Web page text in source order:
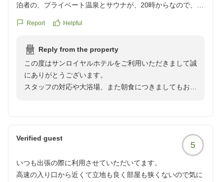
泊者の、プライベート温泉とサウナが、20時からなので、こ
なく、疲れが、取れます。何か工夫されたら、いかがでしょ
がとございました。
Report Helpful
Reply from the property
この度はサンロイヤルホテルをご利用いただきまして誠
にありがとうございます。
スタッフの対応や大浴場、また朝食につきましてもお褒
間を分けさせて頂いており、大変ご不便をお掛け致しま
して誠に申し訳ございませんでした。忙しい中、ご投稿
いただきまして誠にありがとうございます。お客様のま
たのご利用をスタッフ一同心よりお待ち申し上げており
Verified guest
5
いつも出張の際に利用させていただいてます。
高速の入り口から近くて立地も良く部屋も狭くないので気に